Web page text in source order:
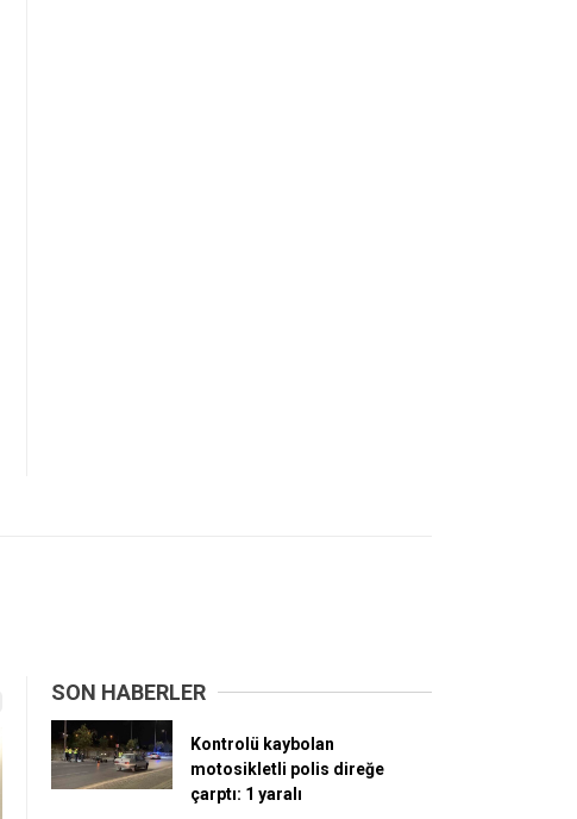
SON HABERLER
Kontrolü kaybolan
motosikletli polis direğe
çarptı: 1 yaralı